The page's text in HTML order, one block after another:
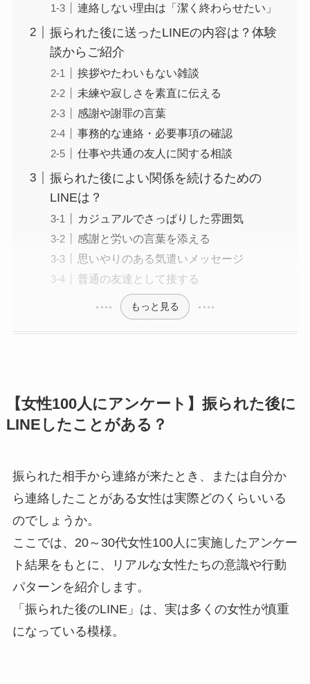
連絡しない理由は「潔く終わらせたい」
振られた後に送ったLINEの内容は？体験
談からご紹介
挨拶やたわいもない雑談
未練や寂しさを素直に伝える
感謝や謝罪の言葉
事務的な連絡・必要事項の確認
仕事や共通の友人に関する相談
振られた後によい関係を続けるための
LINEは？
カジュアルでさっぱりした雰囲気
感謝と労いの言葉を添える
思いやりのある気遣いメッセージ
普通の友達として接する
もっと見る
【女性100人にアンケート】振られた後に
LINEしたことがある？
振られた相手から連絡が来たとき、または自分か
ら連絡したことがある女性は実際どのくらいいる
のでしょうか。
ここでは、20～30代女性100人に実施したアンケー
ト結果をもとに、リアルな女性たちの意識や行動
パターンを紹介します。
「振られた後のLINE」は、実は多くの女性が慎重
になっている模様。